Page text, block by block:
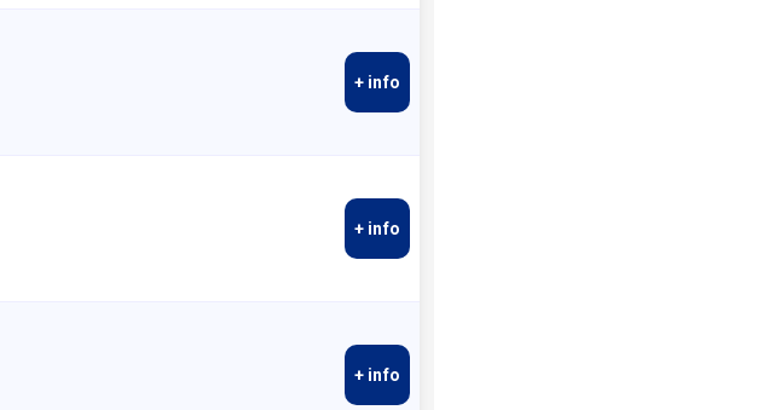
+ info
+ info
+ info